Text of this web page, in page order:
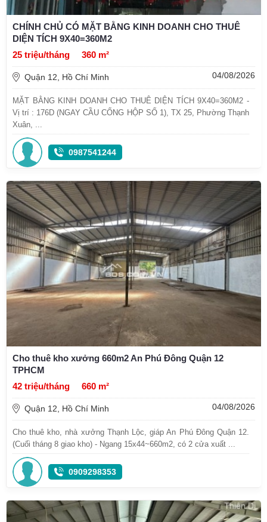
CHÍNH CHỦ CÓ MẶT BẰNG KINH DOANH CHO THUÊ
DIỆN TÍCH 9X40=360M2
25 triệu/tháng
360 m²
Quận 12, Hồ Chí Minh 04/08/2026
MẶT BẰNG KINH DOANH CHO THUÊ DIỆN TÍCH 9X40=360M2 -
Vị trí : 176D (NGAY CẦU CỐNG HỘP SỐ 1), TX 25, Phường Thạnh
Xuân, ...
0987541244
Cho thuê kho xưởng 660m2 An Phú Đông Quận 12
TPHCM
42 triệu/tháng
660 m²
Quận 12, Hồ Chí Minh 04/08/2026
Cho thuê kho, nhà xưởng Thạnh Lộc, giáp An Phú Đông Quận 12.
(Cuối tháng 8 giao kho) - Ngang 15x44~660m2, có 2 cửa xuất ...
0909298353